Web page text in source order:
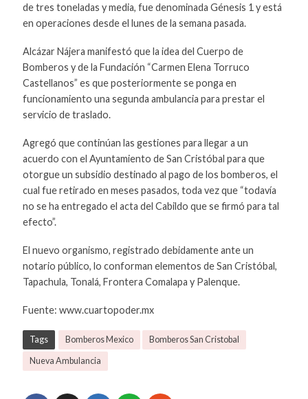
de tres toneladas y media, fue denominada Génesis 1 y está
en operaciones desde el lunes de la semana pasada.
Alcázar Nájera manifestó que la idea del Cuerpo de
Bomberos y de la Fundación “Carmen Elena Torruco
Castellanos” es que posteriormente se ponga en
funcionamiento una segunda ambulancia para prestar el
servicio de traslado.
Agregó que continúan las gestiones para llegar a un
acuerdo con el Ayuntamiento de San Cristóbal para que
otorgue un subsidio destinado al pago de los bomberos, el
cual fue retirado en meses pasados, toda vez que “todavía
no se ha entregado el acta del Cabildo que se firmó para tal
efecto”.
El nuevo organismo, registrado debidamente ante un
notario público, lo conforman elementos de San Cristóbal,
Tapachula, Tonalá, Frontera Comalapa y Palenque.
Fuente: www.cuartopoder.mx
Tags Bomberos Mexico Bomberos San Cristobal
Nueva Ambulancia